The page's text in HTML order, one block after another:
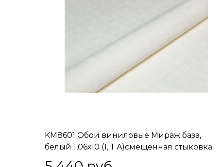
KM8601 Обои виниловые Мираж база,
белый 1,06х10 (1, Т A)смещённая стыковка